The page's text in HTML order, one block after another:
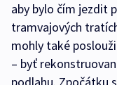
aby bylo čím jezdit
tramvajových
mohly také
– byť